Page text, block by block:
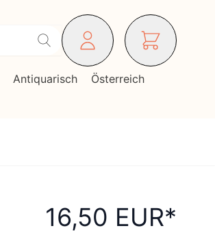
Antiquarisch
Österreich
16,50 EUR